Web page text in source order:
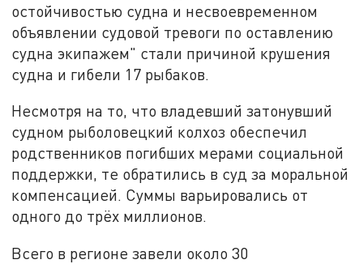
остойчивостью судна и несвоевременном
объявлении судовой тревоги по оставлению
судна экипажем" стали причиной крушения
судна и гибели 17 рыбаков.
Несмотря на то, что владевший затонувший
судном рыболовецкий колхоз обеспечил
родственников погибших мерами социальной
поддержки, те обратились в суд за моральной
компенсацией. Суммы варьировались от
одного до трёх миллионов.
Всего в регионе завели около 30